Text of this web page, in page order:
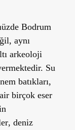
Bodrum
aynı
arkeoloji
Su
batıkları,
birçok eser
, deniz